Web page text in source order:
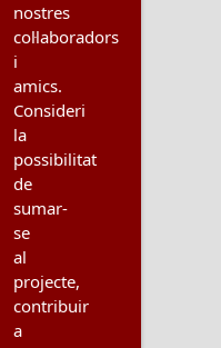
nostres
col·laboradors
i
amics.
Consideri
la
possibilitat
de
sumar-
se
al
projecte,
contribuir
a